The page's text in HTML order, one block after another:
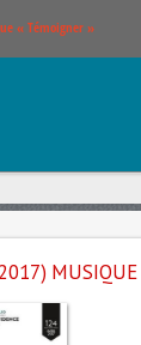
« Témoigner »
MUSIQUE